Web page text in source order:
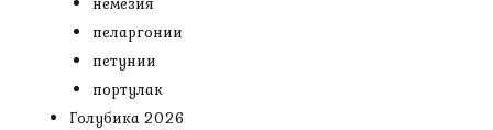
пеларгонии
петунии
портулак
Голубика 2026